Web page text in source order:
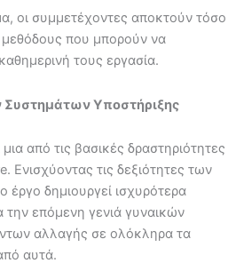
οι συμμετέχοντες αποκτούν τόσο
μεθόδους που μπορούν να
τους εργασία.
Συστημάτων Υποστήριξης
από τις βασικές δραστηριότητες
Ενισχύοντας τις δεξιότητες των
έργο δημιουργεί ισχυρότερα
την επόμενη γενιά γυναικών
αλλαγής σε ολόκληρα τα
αυτά.